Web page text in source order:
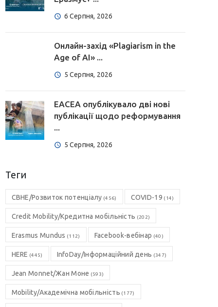
6 Серпня, 2026
Онлайн-захід «Plagiarism in the
Age of AI» ...
5 Серпня, 2026
EACEA опублікувало дві нові
публікації щодо реформування
...
5 Серпня, 2026
Теги
CBHE/Розвиток потенціалу (456) COVID-19 (14)
Credit Mobility/Кредитна мобільність (202)
Erasmus Mundus (112) Facebook-вебінар (40)
HERE (445) InfoDay/Інформаційний день (347)
Jean Monnet/Жан Моне (593)
Mobility/Академічна мобільність (177)